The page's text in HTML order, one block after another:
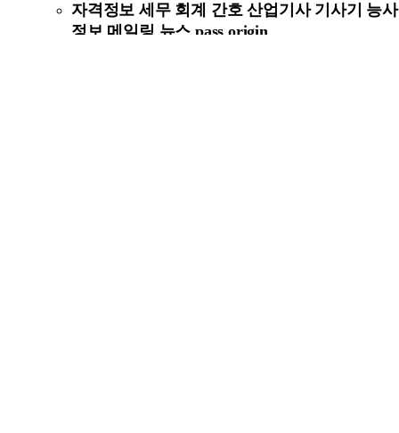
자격정보 세무 회계 간호 산업기사 기사기 능사
정보 메일링 뉴스 pass origin